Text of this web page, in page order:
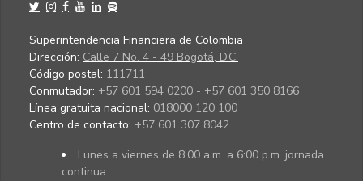
Superintendencia Financiera de Colombia
Dirección: Calle 7 No. 4 - 49 Bogotá, D.C.
Código postal: 111711
Conmutador: +57 601 594 0200 - +57 601 350 8166
Línea gratuita nacional: 018000 120 100
Centro de contacto: +57 601 307 8042
Lunes a viernes de 8:00 a.m. a 6:00 p.m. jornada
continua.